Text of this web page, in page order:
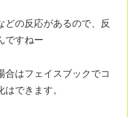
どの反応があるので、反
ですねー
合はフェイスブックでコ
できます。